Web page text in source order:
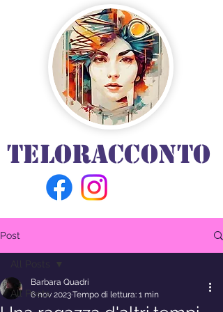
TELORACCONTO
Post
All Posts
Barbara Quadri
6 nov 2023Tempo di lettura: 1 min